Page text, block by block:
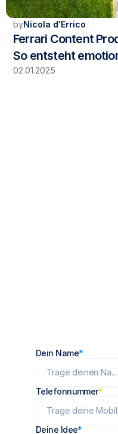
byNicola d'Errico
Ferrari Content
So entsteht
02.01.2025
Dein Name*
Telefonnummer*
Deine Idee*